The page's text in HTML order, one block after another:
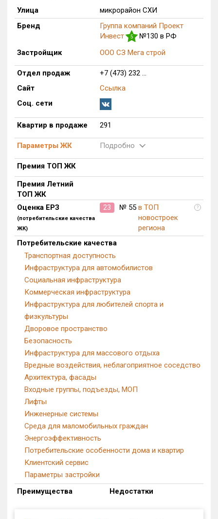
Только новые
с продажами
Рейтинг ЕРЗ
Найдено:
Жилых комплексов
Многоквартирных домов
1 из 1 075
Блокированных домов
Квартир, апартаментов,
блоков в БД
291 из 14 140
Улица
микрорайон СХИ
Бренд
Группа компаний Проект
Инвест
5
№130 в РФ
Застройщик
ООО СЗ Мега строй
Отдел продаж
+7 (473) 232 ...
Сайт
Ссылка
Соц. сети
Квартир в продаже 291
Параметры ЖК Подробно
Премия ТОП ЖК
Премия Летний
ТОП ЖК
Оценка ЕРЗ
(потребительские качества
ЖК)
23 № 55 в ТОП
новостроек
региона
?
Потребительские качества
Транспортная доступность
Инфраструктура для автомобилистов
Социальная инфраструктура
Коммерческая инфраструктура
Инфраструктура для любителей спорта и
физкультуры
Дворовое пространство
Безопасность
Инфраструктура для массового отдыха
Вредные воздействия, неблагоприятное соседство
Архитектура, фасады
Входные группы, подъезды, МОП
Лифты
Инженерные системы
Среда для маломобильных граждан
Энергоэффективность
Потребительские особенности дома и квартир
Клиентский сервис
Параметры застройки
Преимущества
Недостатки